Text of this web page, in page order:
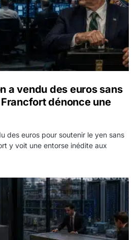
a vendu des euros sans
dénonce une
des euros pour soutenir le yen sans
y voit une entorse inédite aux
transfert de 11 milliards de